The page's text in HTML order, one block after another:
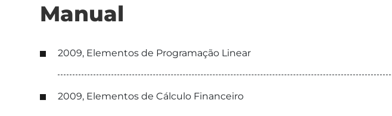
Manual
2009, Elementos de Programação Linear
2009, Elementos de Cálculo Financeiro